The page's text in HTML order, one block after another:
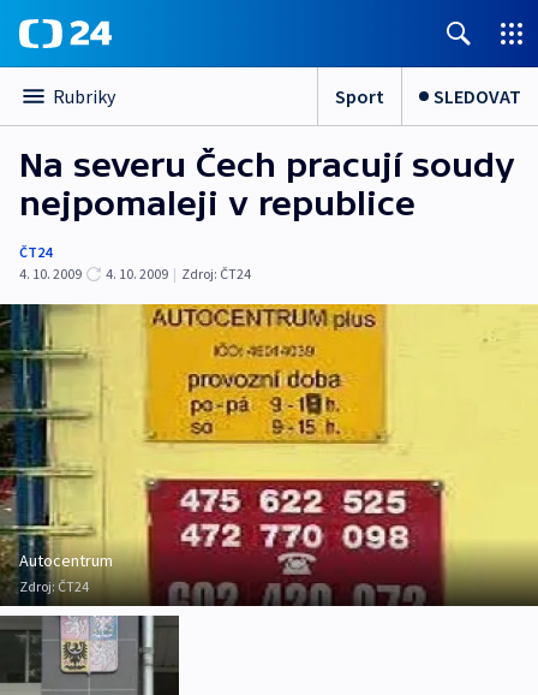
Rubriky Sport SLEDOVAT
Na severu Čech pracují soudy
nejpomaleji v republice
ČT24
4. 10. 2009
4. 10. 2009 | Zdroj: ČT24
Autocentrum
Zdroj: ČT24